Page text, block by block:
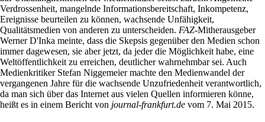
Verdrossenheit, mangelnde Informationsbereitschaft, Inkompetenz,
Ereignisse beurteilen zu können, wachsende Unfähigkeit,
Qualitätsmedien von anderen zu unterscheiden. FAZ-Mitherausgeber
Werner D'Inka meinte, dass die Skepsis gegenüber den Medien schon
immer dagewesen, sie aber jetzt, da jeder die Möglichkeit habe, eine
Weltöffentlichkeit zu erreichen, deutlicher wahrnehmbar sei. Auch
Medienkritiker Stefan Niggemeier machte den Medienwandel der
vergangenen Jahre für die wachsende Unzufriedenheit verantwortlich,
da man sich über das Internet aus vielen Quellen informieren könne,
heißt es in einem Bericht von journal-frankfurt.de vom 7. Mai 2015.